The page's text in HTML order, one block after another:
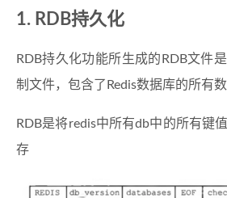
RDB持久化
RDB持久化功能所生成的RDB文件
制文件，包含了Redis数据库的所有数
RDB是将redis中所有db中的所有键
存